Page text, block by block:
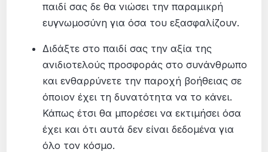
παιδί σας δε θα νιώσει την παραμικρή
ευγνωμοσύνη για όσα του εξασφαλίζουν.
Διδάξτε στο παιδί σας την αξία της
ανιδιοτελούς προσφοράς στο συνάνθρωπο
και ενθαρρύνετε την παροχή βοήθειας σε
όποιον έχει τη δυνατότητα να το κάνει.
Κάπως έτσι θα μπορέσει να εκτιμήσει όσα
έχει και ότι αυτά δεν είναι δεδομένα για
όλο τον κόσμο.